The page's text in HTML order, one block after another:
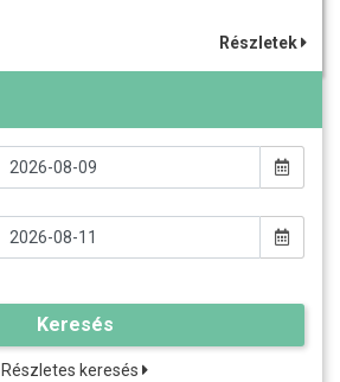
Részletek
Keresés
Részletes keresés